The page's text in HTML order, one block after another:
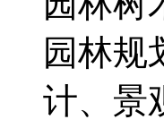
园林规
计、